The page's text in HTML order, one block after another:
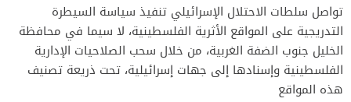
تواصل سلطات الاحتلال الإسرائيلي تنفيذ سياسة السيطرة
التدريجية على المواقع الأثرية الفلسطينية، لا سيما في محافظة
الخليل جنوب الضفة الغربية، من خلال سحب الصلاحيات الإدارية
الفلسطينية وإسنادها إلى جهات إسرائيلية، تحت ذريعة تصنيف
هذه المواقع